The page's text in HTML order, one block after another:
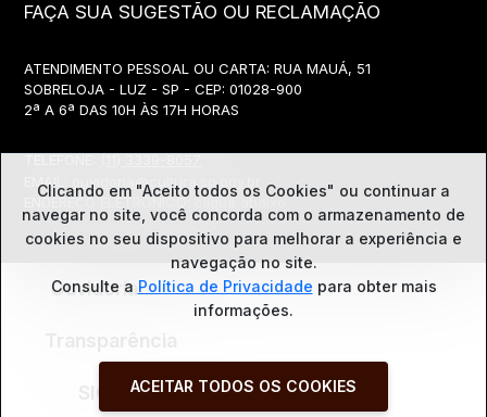
FAÇA SUA SUGESTÃO OU RECLAMAÇÃO
ATENDIMENTO PESSOAL OU CARTA: RUA MAUÁ, 51
SOBRELOJA - LUZ - SP - CEP: 01028-900
2ª A 6ª DAS 10H ÀS 17H HORAS
EMAIL:
ouvidoria@cultura.sp.gov.br
ENDEREÇO ELETRÔNICO: clique abaixo
Ouvidoria
Clicando em "Aceito todos os Cookies" ou continuar a
navegar no site, você concorda com o armazenamento de
cookies no seu dispositivo para melhorar a experiência e
navegação no site.
Consulte a Política de Privacidade para obter mais
informações.
ACEITAR TODOS OS COOKIES